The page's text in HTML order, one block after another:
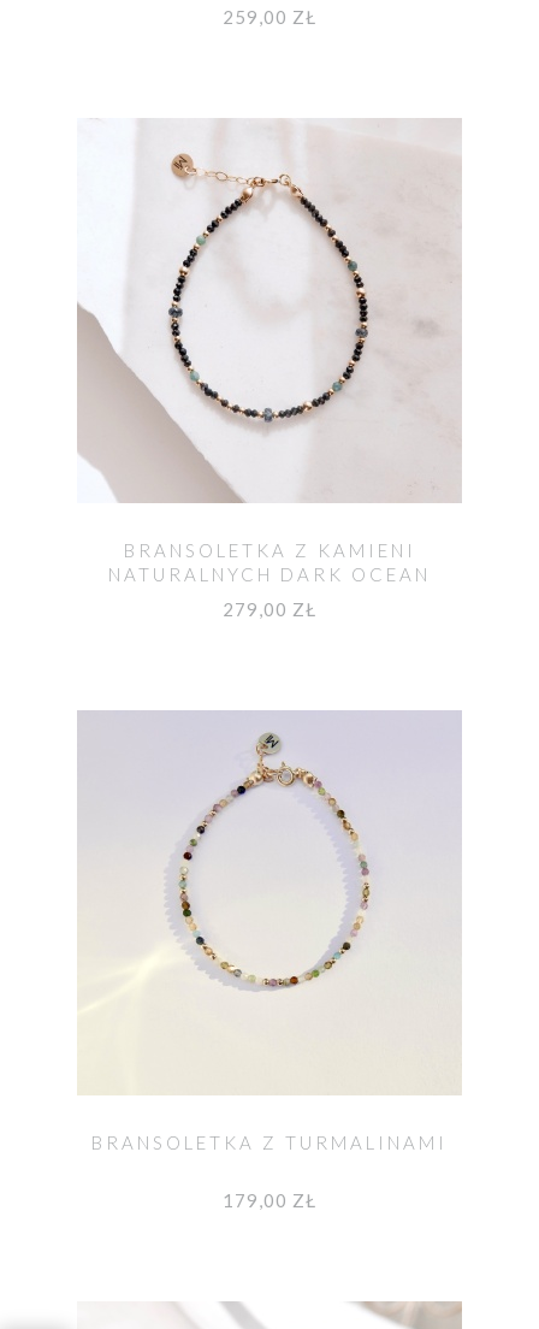
259,00 ZŁ
BRANSOLETKA Z KAMIENI
NATURALNYCH DARK OCEAN
279,00 ZŁ
BRANSOLETKA Z TURMALINAMI
179,00 ZŁ